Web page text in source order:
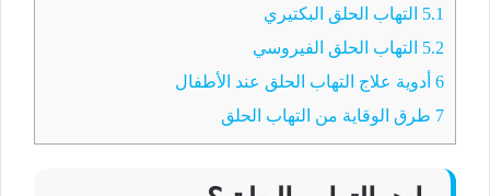
5.1 التهاب الحلق البكتيري
5.2 التهاب الحلق الفيروسي
6 أدوية علاج التهاب الحلق عند الأطفال
7 طرق الوقاية من التهاب الحلق